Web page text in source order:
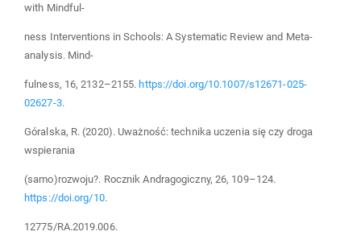
with Mindful-
ness Interventions in Schools: A Systematic Review and Meta-
analysis. Mind-
fulness, 16, 2132–2155. https://doi.org/10.1007/s12671-025-
02627-3.
Góralska, R. (2020). Uważność: technika uczenia się czy droga
wspierania
(samo)rozwoju?. Rocznik Andragogiczny, 26, 109–124.
https://doi.org/10.
12775/RA.2019.006.